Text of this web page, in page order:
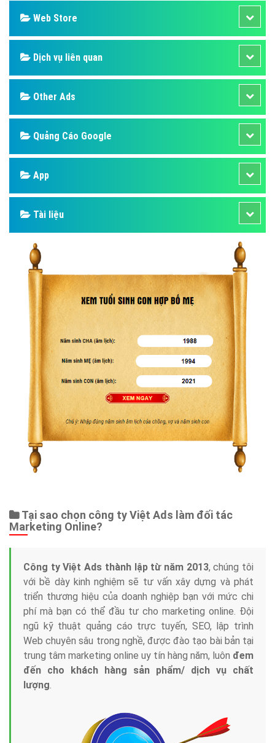
Web Store
Dịch vụ liên quan
Other Ads
Quảng Cáo Google
App
Tài liệu
Tại sao chọn công ty Việt Ads làm đối tác
Marketing Online?
Công ty Việt Ads thành lập từ năm 2013, chúng tôi
với bề dày kinh nghiệm sẽ tư vấn xây dựng và phát
triển thương hiệu của doanh nghiệp bạn với mức chi
phí mà bạn có thể đầu tư cho marketing online. Đội
ngũ kỹ thuật quảng cáo trực tuyến, SEO, lập trình
Web chuyên sâu trong nghề, được đào tạo bài bản tại
trung tâm marketing online uy tín hàng năm, luôn đem
đến cho khách hàng sản phẩm/ dịch vụ chất
lượng.